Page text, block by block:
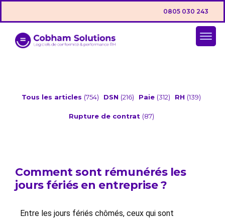
0805 030 243
Tous les articles (754) DSN (216) Paie (312) RH (139)
Rupture de contrat (87)
Comment sont rémunérés les
jours fériés en entreprise ?
Entre les jours fériés chômés, ceux qui sont